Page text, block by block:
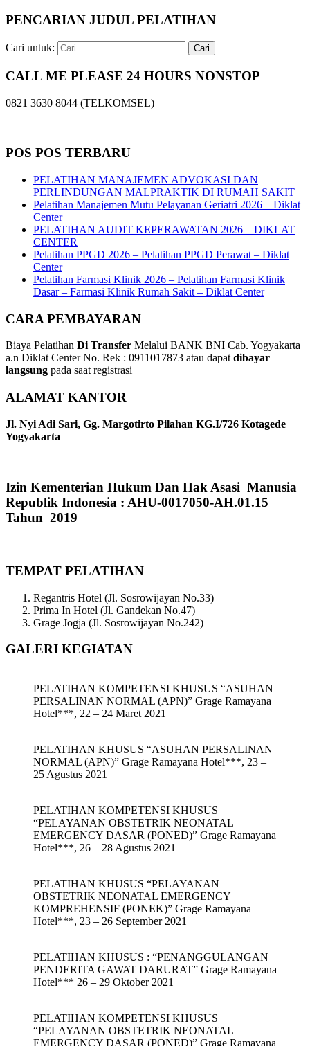
PENCARIAN JUDUL PELATIHAN
Cari untuk:
CALL ME PLEASE 24 HOURS NONSTOP
0821 3630 8044 (TELKOMSEL)
POS POS TERBARU
PELATIHAN MANAJEMEN ADVOKASI DAN
PERLINDUNGAN MALPRAKTIK DI RUMAH SAKIT
Pelatihan Manajemen Mutu Pelayanan Geriatri 2026 – Diklat
Center
PELATIHAN AUDIT KEPERAWATAN 2026 – DIKLAT
CENTER
Pelatihan PPGD 2026 – Pelatihan PPGD Perawat – Diklat
Center
Pelatihan Farmasi Klinik 2026 – Pelatihan Farmasi Klinik
Dasar – Farmasi Klinik Rumah Sakit – Diklat Center
CARA PEMBAYARAN
Biaya Pelatihan Di Transfer Melalui BANK BNI Cab. Yogyakarta
a.n Diklat Center No. Rek : 0911017873 atau dapatdibayar
langsung pada saat registrasi
ALAMAT KANTOR
Jl. Nyi Adi Sari, Gg. Margotirto Pilahan KG.I/726 Kotagede
Yogyakarta
Izin Kementerian Hukum Dan Hak Asasi Manusia
Republik Indonesia : AHU-0017050-AH.01.15
Tahun 2019
TEMPAT PELATIHAN
Regantris Hotel (Jl. Sosrowijayan No.33)
Prima In Hotel (Jl. Gandekan No.47)
Grage Jogja (Jl. Sosrowijayan No.242)
GALERI KEGIATAN
PELATIHAN KOMPETENSI KHUSUS “ASUHAN
PERSALINAN NORMAL (APN)” Grage Ramayana
Hotel***, 22 – 24 Maret 2021
PELATIHAN KHUSUS “ASUHAN PERSALINAN
NORMAL (APN)” Grage Ramayana Hotel***, 23 –
25 Agustus 2021
PELATIHAN KOMPETENSI KHUSUS
“PELAYANAN OBSTETRIK NEONATAL
EMERGENCY DASAR (PONED)” Grage Ramayana
Hotel***, 26 – 28 Agustus 2021
PELATIHAN KHUSUS “PELAYANAN
OBSTETRIK NEONATAL EMERGENCY
KOMPREHENSIF (PONEK)” Grage Ramayana
Hotel***, 23 – 26 September 2021
PELATIHAN KHUSUS : “PENANGGULANGAN
PENDERITA GAWAT DARURAT” Grage Ramayana
Hotel*** 26 – 29 Oktober 2021
PELATIHAN KOMPETENSI KHUSUS
“PELAYANAN OBSTETRIK NEONATAL
EMERGENCY DASAR (PONED)” Grage Ramayana